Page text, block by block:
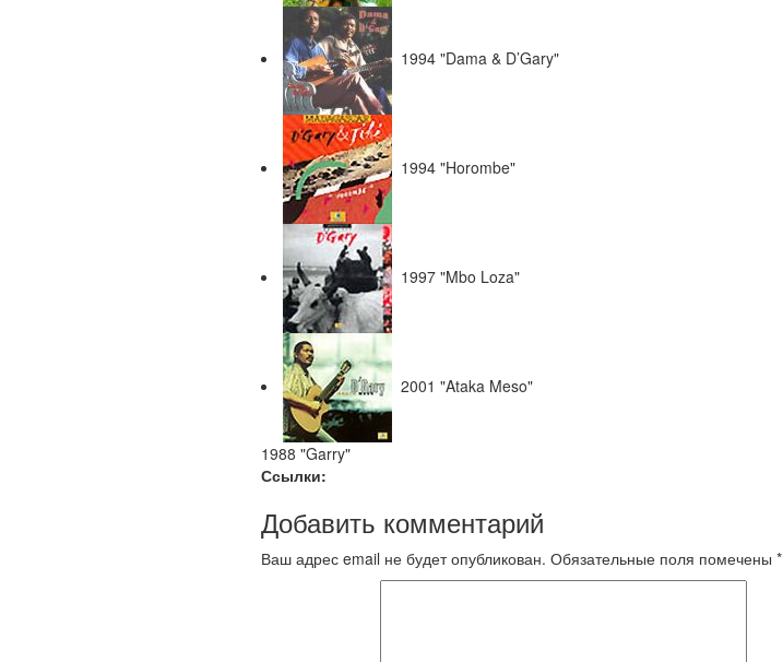
1994 "Dama & D’Gary"
1994 "Horombe"
1997 "Mbo Loza"
2001 "Ataka Meso"
1988 "Garry"
Ссылки:
Добавить комментарий
Ваш адрес email не будет опубликован. Обязательные поля помечены *